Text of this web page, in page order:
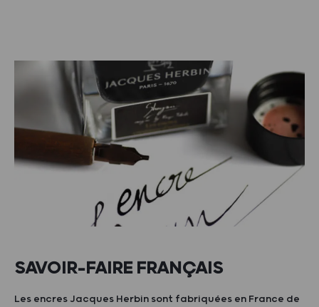
SAVOIR-FAIRE FRANÇAIS
Les encres Jacques Herbin sont fabriquées en France de